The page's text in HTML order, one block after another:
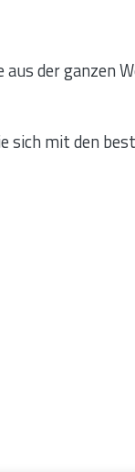
der ganzen
sich mit den